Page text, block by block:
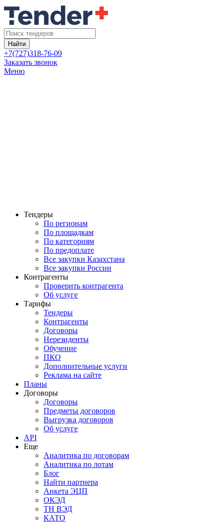
Найти
+7(727)318-76-09
Заказать звонок
Меню
Тендеры
По регионам
По площадкам
По категориям
По предоплате
Все закупки Казахстана
Все закупки России
Контрагенты
Проверить контрагента
Об услуге
Тарифы
Тендеры
Контрагенты
Договоры
Нерезиденты
Обучение
ПКО
Дополнительные услуги
Реклама на сайте
Планы
Договоры
Договоры
Предметы договоров
Выгрузка договоров
Об услуге
API
Еще
Аналитика по договорам
Аналитика по лотам
Блог
Найти партнера
Анкета ЭЦП
ОКЭД
ТН ВЭД
КАТО